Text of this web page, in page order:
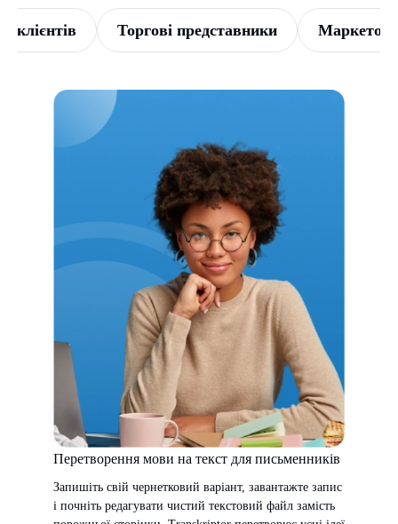
клієнтів Торгові представники
Перетворення мови на текст для письменників
Запишіть свій чернетковий варіант, завантажте запис
і почніть редагувати чистий текстовий файл замість